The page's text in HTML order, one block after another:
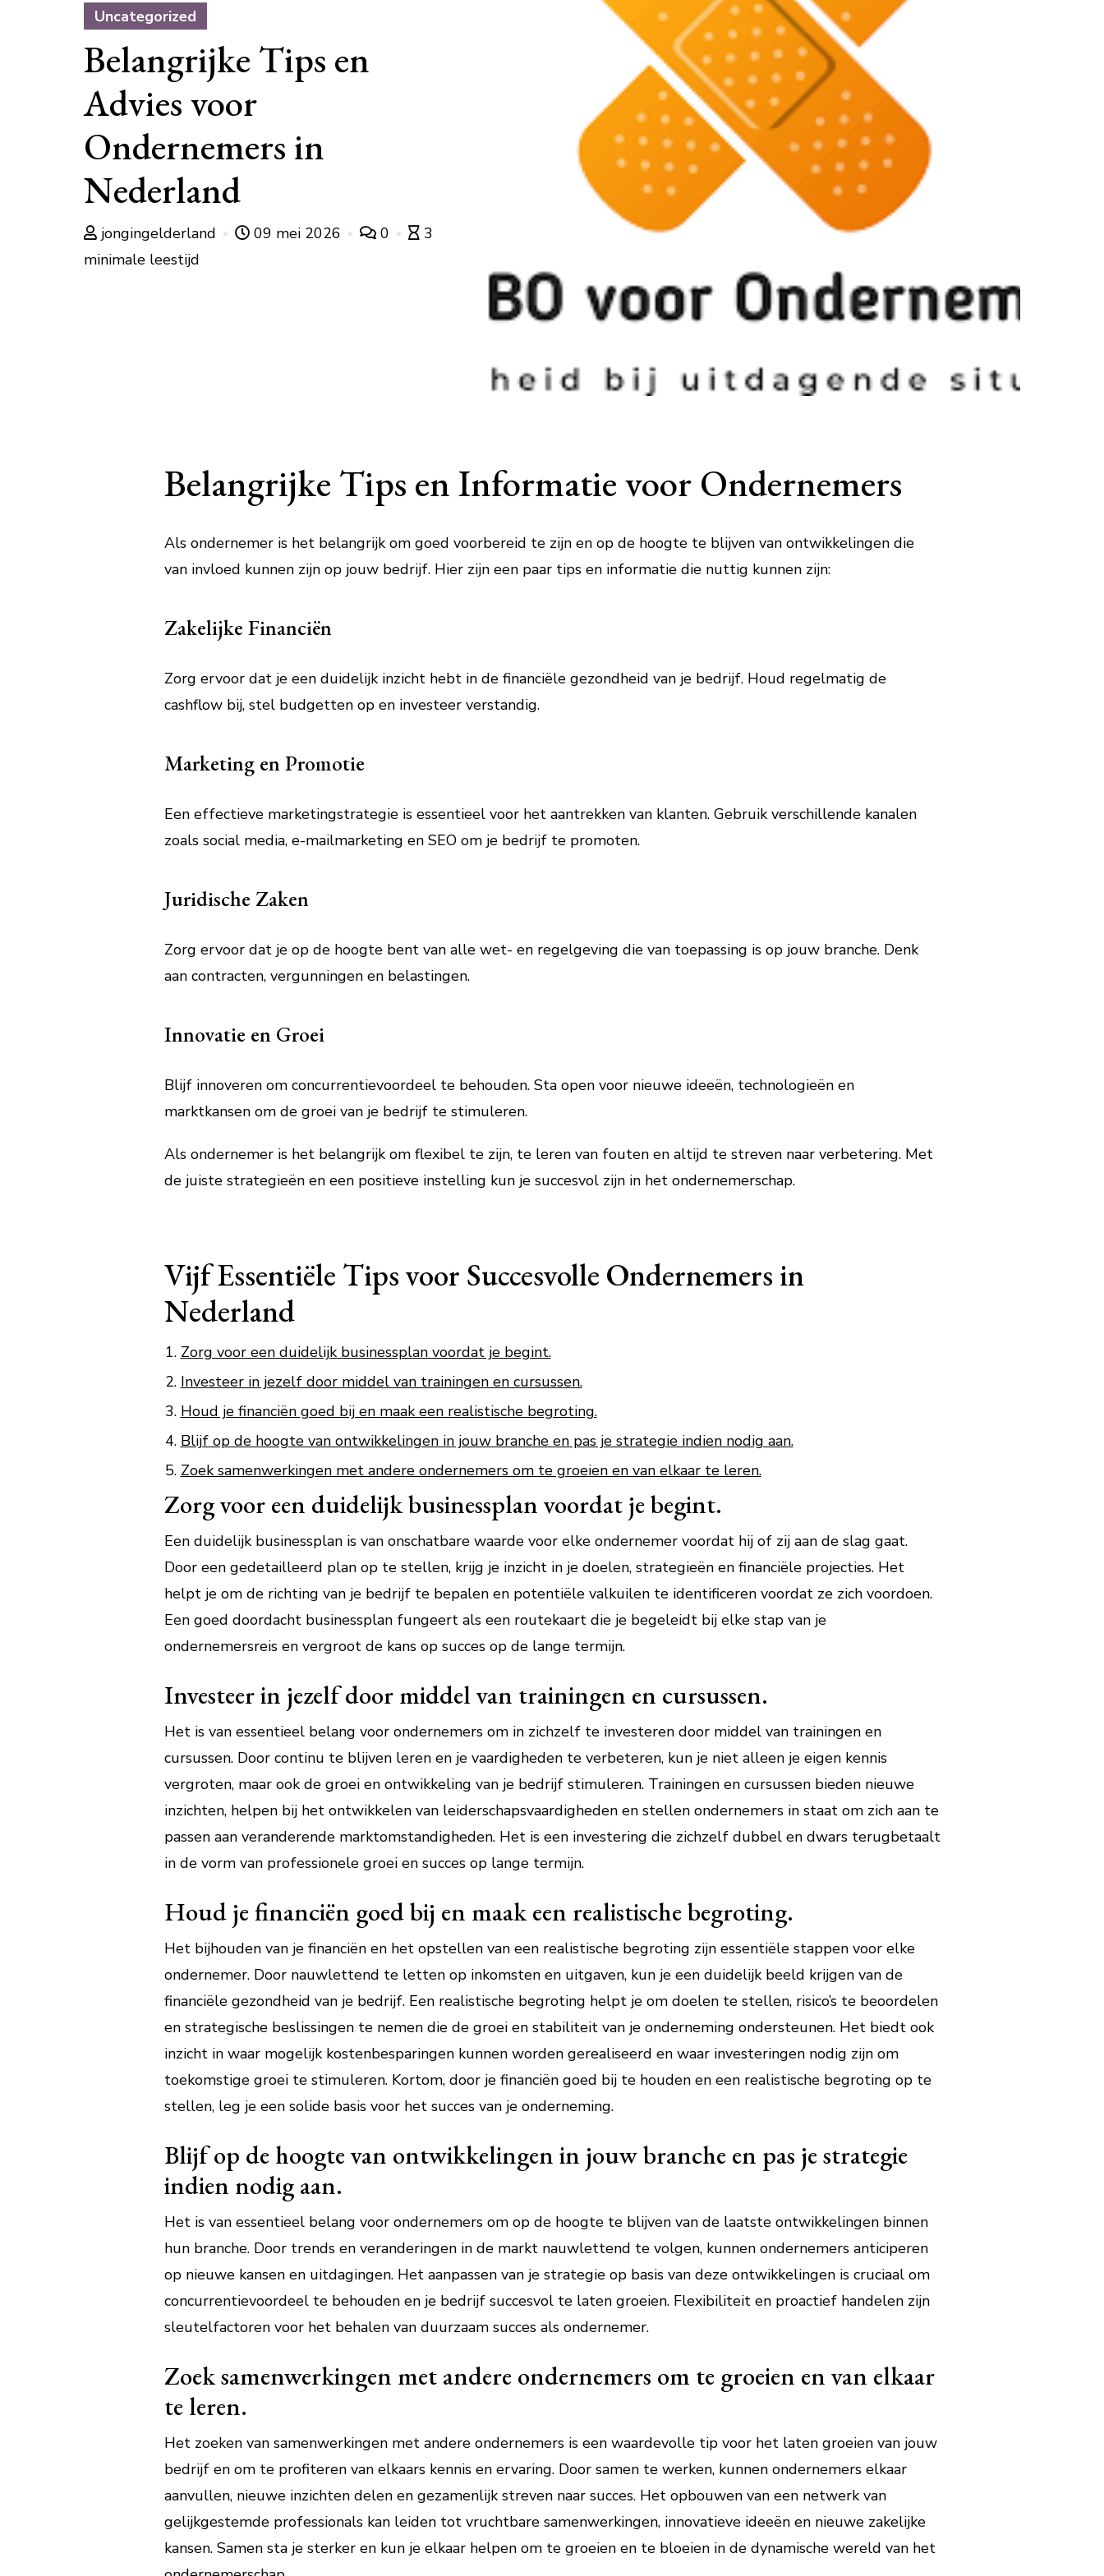
Uncategorized
Belangrijke Tips en
Advies voor
Ondernemers in
Nederland
jongingelderland 09 mei 2026 0
3
minimale leestijd
Belangrijke Tips en Informatie voor Ondernemers
Als ondernemer is het belangrijk om goed voorbereid te zijn en op de hoogte te blijven van ontwikkelingen die
van invloed kunnen zijn op jouw bedrijf. Hier zijn een paar tips en informatie die nuttig kunnen zijn:
Zakelijke Financiën
Zorg ervoor dat je een duidelijk inzicht hebt in de financiële gezondheid van je bedrijf. Houd regelmatig de
cashflow bij, stel budgetten op en investeer verstandig.
Marketing en Promotie
Een effectieve marketingstrategie is essentieel voor het aantrekken van klanten. Gebruik verschillende kanalen
zoals social media, e-mailmarketing en SEO om je bedrijf te promoten.
Juridische Zaken
Zorg ervoor dat je op de hoogte bent van alle wet- en regelgeving die van toepassing is op jouw branche. Denk
aan contracten, vergunningen en belastingen.
Innovatie en Groei
Blijf innoveren om concurrentievoordeel te behouden. Sta open voor nieuwe ideeën, technologieën en
marktkansen om de groei van je bedrijf te stimuleren.
Als ondernemer is het belangrijk om flexibel te zijn, te leren van fouten en altijd te streven naar verbetering. Met
de juiste strategieën en een positieve instelling kun je succesvol zijn in het ondernemerschap.
Vijf Essentiële Tips voor Succesvolle Ondernemers in
Nederland
Zorg voor een duidelijk businessplan voordat je begint.
Investeer in jezelf door middel van trainingen en cursussen.
Houd je financiën goed bij en maak een realistische begroting.
Blijf op de hoogte van ontwikkelingen in jouw branche en pas je strategie indien nodig aan.
Zoek samenwerkingen met andere ondernemers om te groeien en van elkaar te leren.
Zorg voor een duidelijk businessplan voordat je begint.
Een duidelijk businessplan is van onschatbare waarde voor elke ondernemer voordat hij of zij aan de slag gaat.
Door een gedetailleerd plan op te stellen, krijg je inzicht in je doelen, strategieën en financiële projecties. Het
helpt je om de richting van je bedrijf te bepalen en potentiële valkuilen te identificeren voordat ze zich voordoen.
Een goed doordacht businessplan fungeert als een routekaart die je begeleidt bij elke stap van je
ondernemersreis en vergroot de kans op succes op de lange termijn.
Investeer in jezelf door middel van trainingen en cursussen.
Het is van essentieel belang voor ondernemers om in zichzelf te investeren door middel van trainingen en
cursussen. Door continu te blijven leren en je vaardigheden te verbeteren, kun je niet alleen je eigen kennis
vergroten, maar ook de groei en ontwikkeling van je bedrijf stimuleren. Trainingen en cursussen bieden nieuwe
inzichten, helpen bij het ontwikkelen van leiderschapsvaardigheden en stellen ondernemers in staat om zich aan te
passen aan veranderende marktomstandigheden. Het is een investering die zichzelf dubbel en dwars terugbetaalt
in de vorm van professionele groei en succes op lange termijn.
Houd je financiën goed bij en maak een realistische begroting.
Het bijhouden van je financiën en het opstellen van een realistische begroting zijn essentiële stappen voor elke
ondernemer. Door nauwlettend te letten op inkomsten en uitgaven, kun je een duidelijk beeld krijgen van de
financiële gezondheid van je bedrijf. Een realistische begroting helpt je om doelen te stellen, risico’s te beoordelen
en strategische beslissingen te nemen die de groei en stabiliteit van je onderneming ondersteunen. Het biedt ook
inzicht in waar mogelijk kostenbesparingen kunnen worden gerealiseerd en waar investeringen nodig zijn om
toekomstige groei te stimuleren. Kortom, door je financiën goed bij te houden en een realistische begroting op te
stellen, leg je een solide basis voor het succes van je onderneming.
Blijf op de hoogte van ontwikkelingen in jouw branche en pas je strategie
indien nodig aan.
Het is van essentieel belang voor ondernemers om op de hoogte te blijven van de laatste ontwikkelingen binnen
hun branche. Door trends en veranderingen in de markt nauwlettend te volgen, kunnen ondernemers anticiperen
op nieuwe kansen en uitdagingen. Het aanpassen van je strategie op basis van deze ontwikkelingen is cruciaal om
concurrentievoordeel te behouden en je bedrijf succesvol te laten groeien. Flexibiliteit en proactief handelen zijn
sleutelfactoren voor het behalen van duurzaam succes als ondernemer.
Zoek samenwerkingen met andere ondernemers om te groeien en van elkaar
te leren.
Het zoeken van samenwerkingen met andere ondernemers is een waardevolle tip voor het laten groeien van jouw
bedrijf en om te profiteren van elkaars kennis en ervaring. Door samen te werken, kunnen ondernemers elkaar
aanvullen, nieuwe inzichten delen en gezamenlijk streven naar succes. Het opbouwen van een netwerk van
gelijkgestemde professionals kan leiden tot vruchtbare samenwerkingen, innovatieve ideeën en nieuwe zakelijke
kansen. Samen sta je sterker en kun je elkaar helpen om te groeien en te bloeien in de dynamische wereld van het